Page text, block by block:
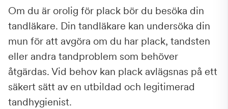
Om du är orolig för plack bör du besöka din
tandläkare. Din tandläkare kan undersöka din
mun för att avgöra om du har plack, tandsten
eller andra tandproblem som behöver
åtgärdas. Vid behov kan plack avlägsnas på ett
säkert sätt av en utbildad och legitimerad
tandhygienist.